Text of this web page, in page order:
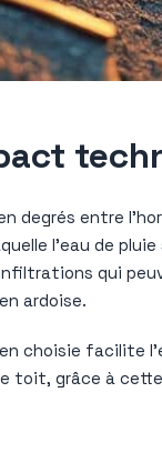
degrés entre
l’eau de
qui
ardoise.
choisie facilite
toit, grâce à